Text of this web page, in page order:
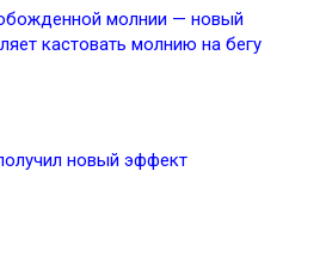
молнии — новый
кастовать молнию на бегу
новый эффект